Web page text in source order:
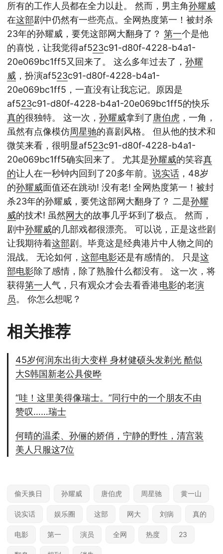
所有的工作人员都在全力以赴。 然而，男主角孙耀威
在这部剧中仍然有一些亮点。全网热度第一！被封杀
23年的孙耀威，要凭这部网大翻身了？ 第一个是他
的喜悦，让我觉得af523c91-d80f-4228-b4a1-
20e069bc1ff5又回来了。 这么多年过去了， 孙耀
威 ，扮演af523c91-d80f-4228-b4a1-
20e069bc1ff5，一直没有让我忘记。原因是
af523c91-d80f-4228-b4a1-20e069bc1ff5的快乐
真的很独特。 这一次， 孙耀威拿到了唐伯虎 ，一角，
虽然有点像模仿周星驰的喜剧风格。 但从他的技术和
微笑来看，很明显af523c91-d80f-4228-b4a1-
20e069bc1ff5确实回来了。 尤其是孙耀威的笑容真
的让人在一秒钟内回到了20多年前。 说实话 ，48岁
的孙耀威面值还在跳动! 没有老! 全网热度第一！被封
杀23年的孙耀威，要凭这部网大翻身了？ 二是孙耀
威的技术! 虽然网大的故事几乎坏到了极点。 然而，
剧中孙耀威的几部戏都很漂亮。 可以说，正是这些剧
让我期待着这部剧。毕竟这是经典港片中人物之间的
混战。 无论如何， 这部电影还是有感情的。 只是这
部电影除了感情，除了熟脸什么都没有。 这一次，将
获得第一人气，只有观众才会去看香港电影的老演
员。 你怎么想呢？
相关推荐
45岁何润东出街大变样 身材健硕头发剃光 酷似
大S韩国新老公具俊晔
“哇！这里美得像瑞士。”同行中的一个朋友不由
赞叹……瑞士
何晴的温柔、孙俪的娇俏，宁静的野性，清宫装
美人只服这7位
偷天换日 孙耀威 唐伯虎 周星驰 黄一山
说实话 娱乐圈 这部 网大 刘病 真的
电影 第一 演员 全网 热度 23